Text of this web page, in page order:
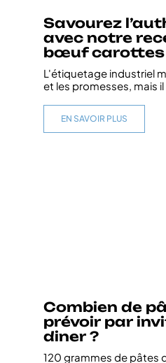
Savourez
avec notre
bœuf carottes
L'étiquetage industriel
et les promesses, mais
EN SAVOIR PLUS
Combien de
prévoir par
diner ?
120 grammes de pâtes